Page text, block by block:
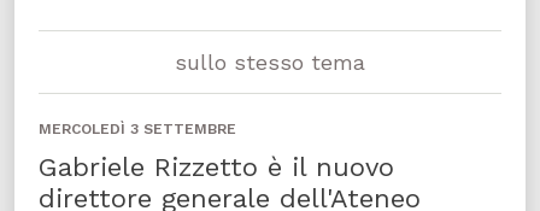
sullo stesso tema
MERCOLEDÌ 3 SETTEMBRE
Gabriele Rizzetto è il nuovo
direttore generale dell'Ateneo